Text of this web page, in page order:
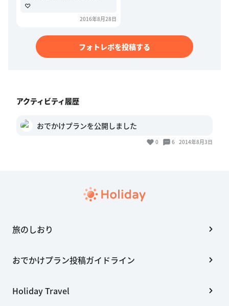
♡
2016年8月28日
フォトレポを投稿する
アクティビティ履歴
おでかけプランを公開しました
0 6 2014年8月3日
旅のしおり
おでかけプラン投稿ガイドライン
Holiday Travel